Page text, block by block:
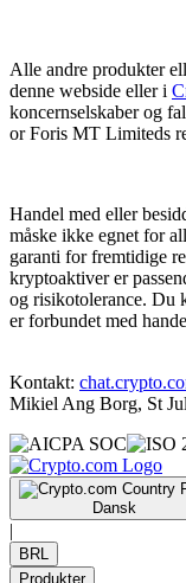
Alle andre produkter
denne webside eller i
koncernselskaber og
or Foris MT Limiteds
Handel med eller
måske ikke egnet for
garanti for fremtidige
kryptoaktiver er
og risikotolerance. Du
er forbundet med
Kontakt:
Mikiel Ang Borg, St
Dansk
|
BRL
Produkter